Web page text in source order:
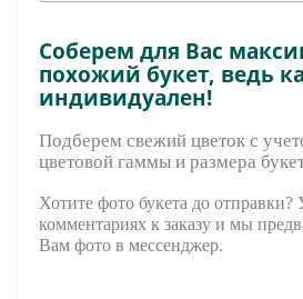
Соберем для Вас
похожий букет, ведь
индивидуален!
Подберем свежий цветок с
цветовой гаммы и размера
Хотите фото букета до отправки?
комментариях к заказу и мы
Вам фото в мессенджер.